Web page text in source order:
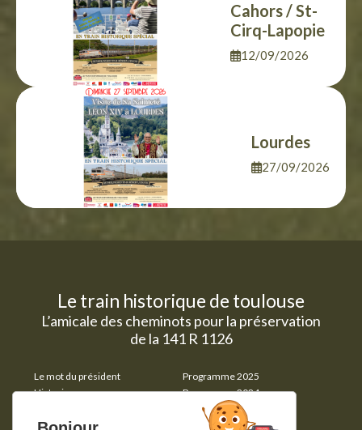
Cahors / St-
Cirq-Lapopie
12/09/2026
Lourdes
27/09/2026
Le train historique de toulouse
L’amicale des cheminots pour la préservation
de la 141 R 1126
Le mot du président
Historique
Nos partenaires
Programme 2025
Programme 2024
Voyages affrétés
Photos